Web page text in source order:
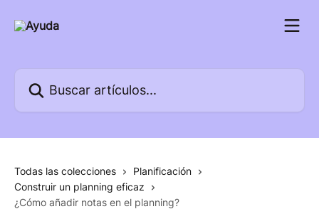
Todas las colecciones
Planificación
Construir un planning eficaz
¿Cómo añadir notas en el planning?